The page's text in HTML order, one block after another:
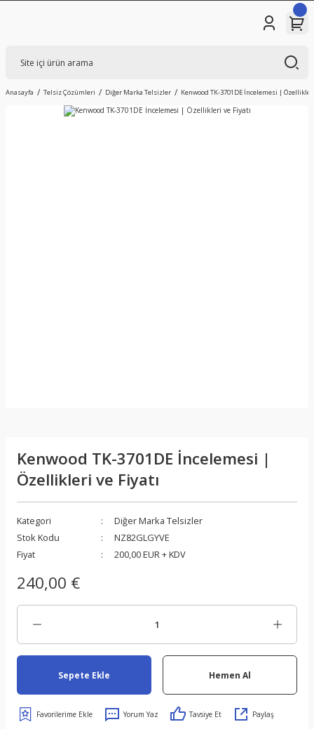
Anasayfa Telsiz Çözümleri Diğer Marka Telsizler Kenwood TK-3701DE İncelemesi |
Kenwood TK-3701DE İncelemesi |
Özellikleri ve Fiyatı
Kategori
Diğer Marka Telsizler
Stok Kodu
NZ82GLGYVE
Fiyat
200,00 EUR + KDV
240,00 €
Sepete Ekle Hemen Al
Yorum Yaz Tavsiye Et Paylaş